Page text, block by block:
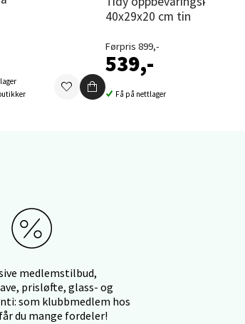
40x29x20 cm tin
Førpris 899,-
539,-
Få på nettlager
medlemstilbud,
prisløfte, glass- og
som klubbmedlem hos
du mange fordeler!